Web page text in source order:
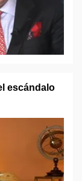
escándalo